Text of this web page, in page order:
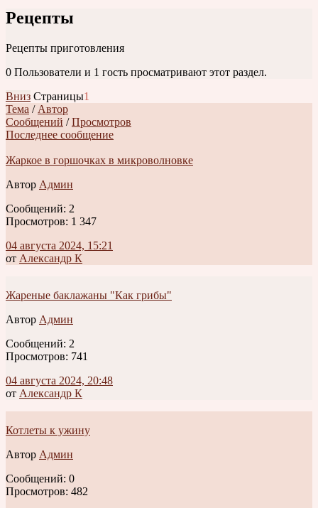
Рецепты
Рецепты приготовления
0 Пользователи и 1 гость просматривают этот раздел.
Вниз Страницы1
Тема / Автор
Сообщений /Просмотров
Последнее сообщение
Жаркое в горшочках в микроволновке
Автор Админ
Сообщений: 2
Просмотров: 1 347
04 августа 2024, 15:21
от Александр К
Жареные баклажаны "Как грибы"
Автор Админ
Сообщений: 2
Просмотров: 741
04 августа 2024, 20:48
от Александр К
Котлеты к ужину
Автор Админ
Сообщений: 0
Просмотров: 482